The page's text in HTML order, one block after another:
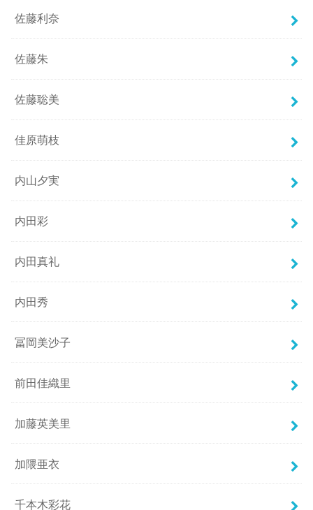
佐藤利奈
佐藤朱
佐藤聡美
佳原萌枝
内山夕実
内田彩
内田真礼
内田秀
冨岡美沙子
前田佳織里
加藤英美里
加隈亜衣
千本木彩花